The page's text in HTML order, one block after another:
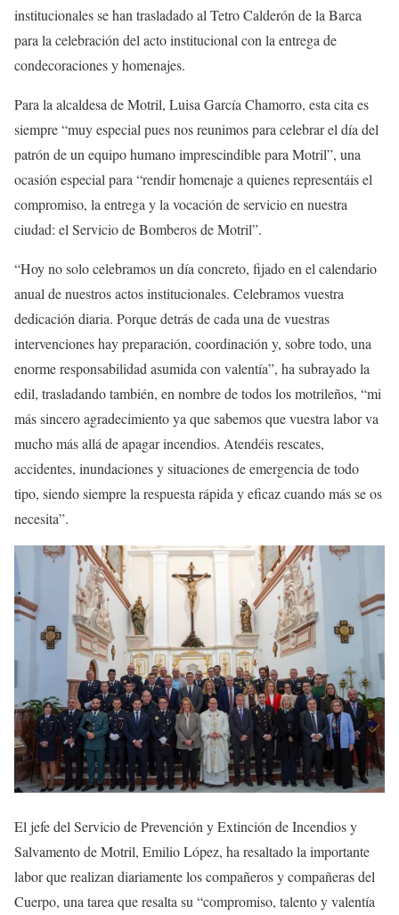
institucionales se han trasladado al Tetro Calderón de la Barca
para la celebración del acto institucional con la entrega de
condecoraciones y homenajes.
Para la alcaldesa de Motril, Luisa García Chamorro, esta cita es
siempre “muy especial pues nos reunimos para celebrar el día del
patrón de un equipo humano imprescindible para Motril”, una
ocasión especial para “rendir homenaje a quienes representáis el
compromiso, la entrega y la vocación de servicio en nuestra
ciudad: el Servicio de Bomberos de Motril”.
“Hoy no solo celebramos un día concreto, fijado en el calendario
anual de nuestros actos institucionales. Celebramos vuestra
dedicación diaria. Porque detrás de cada una de vuestras
intervenciones hay preparación, coordinación y, sobre todo, una
enorme responsabilidad asumida con valentía”, ha subrayado la
edil, trasladando también, en nombre de todos los motrileños, “mi
más sincero agradecimiento ya que sabemos que vuestra labor va
mucho más allá de apagar incendios. Atendéis rescates,
accidentes, inundaciones y situaciones de emergencia de todo
tipo, siendo siempre la respuesta rápida y eficaz cuando más se os
necesita”.
El jefe del Servicio de Prevención y Extinción de Incendios y
Salvamento de Motril, Emilio López, ha resaltado la importante
labor que realizan diariamente los compañeros y compañeras del
Cuerpo, una tarea que resalta su “compromiso, talento y valentía